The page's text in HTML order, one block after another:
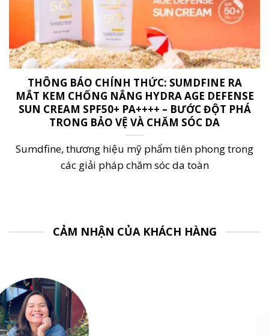
THÔNG BÁO CHÍNH THỨC: SUMDFINE RA
MẮT KEM CHỐNG NẮNG HYDRA AGE DEFENSE
SUN CREAM SPF50+ PA++++ – BƯỚC ĐỘT PHÁ
TRONG BẢO VỆ VÀ CHĂM SÓC DA
Sumdfine, thương hiệu mỹ phẩm tiên phong trong
các giải pháp chăm sóc da toàn
CẢM NHẬN CỦA KHÁCH HÀNG